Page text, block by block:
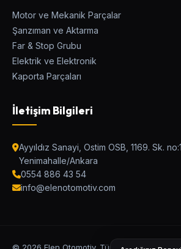
UYUMLU
Motor ve Mekanik Parçalar
Şanzıman ve Aktarma
Far & Stop Grubu
Elektrik ve Elektronik
Kaporta Parçaları
İletişim Bilgileri
Ayyıldız Sanayi, Ostim OSB, 1169. Sk.
Yenimahalle/Ankara
0554 886 43 54
info@elenotomotiv.com